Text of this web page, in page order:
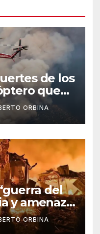
de los
que
medio
tras
ORBINA
del
y amenaza
de
ORBINA